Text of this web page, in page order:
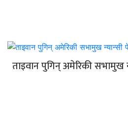
ताइवान पुगिन् अमेरिकी सभामुख